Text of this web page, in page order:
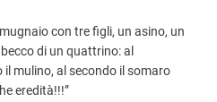
con tre figli, un asino, un
di un quattrino: al
mulino, al secondo il somaro
eredità!!!”